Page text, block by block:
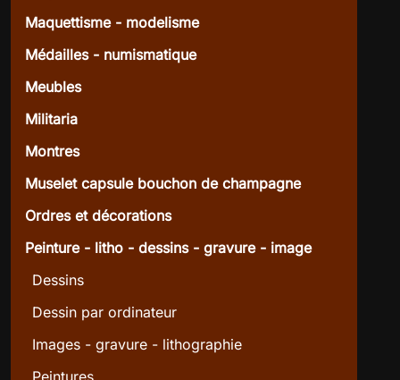
Maquettisme - modelisme
Médailles - numismatique
Meubles
Militaria
Montres
Muselet capsule bouchon de champagne
Ordres et décorations
Peinture - litho - dessins - gravure - image
Dessins
Dessin par ordinateur
Images - gravure - lithographie
Peintures